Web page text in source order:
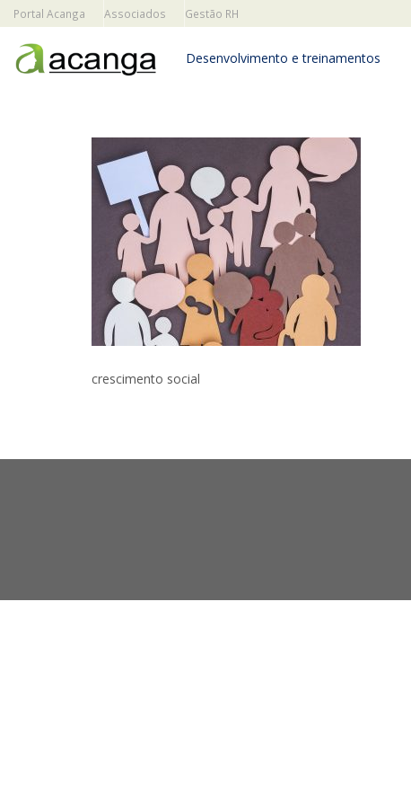
Portal Acanga Associados Gestão RH
Desenvolvimento e treinamentos
crescimento social